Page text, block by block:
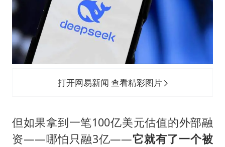
打开网易新闻 查看精彩图片
但如果拿到一笔100亿美元估值的外部融
资——哪怕只融3亿——它就有了一个被